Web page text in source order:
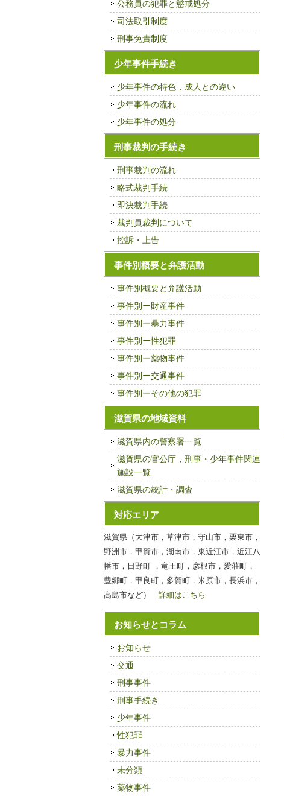
公務員の犯罪と懲戒処分
司法取引制度
刑事免責制度
少年事件手続き
少年事件の特色，成人との違い
少年事件の流れ
少年事件の処分
刑事裁判の手続き
刑事裁判の流れ
略式裁判手続
即決裁判手続
裁判員裁判について
控訴・上告
事件別概要と弁護活動
事件別概要と弁護活動
事件別ー財産事件
事件別ー暴力事件
事件別ー性犯罪
事件別ー薬物事件
事件別ー交通事件
事件別ーその他の犯罪
滋賀県の地域資料
滋賀県内の警察署一覧
滋賀県の官公庁，刑事・少年事件関連
施設一覧
滋賀県の統計・調査
対応エリア
滋賀県（大津市，草津市，守山市，栗東市，
野洲市，甲賀市，湖南市，東近江市，近江八
幡市，日野町 ，竜王町，彦根市，愛荘町，
豊郷町，甲良町，多賀町，米原市，長浜市，
高島市など） 詳細はこちら
お知らせとコラム
お知らせ
交通
刑事事件
刑事手続き
少年事件
性犯罪
暴力事件
未分類
薬物事件